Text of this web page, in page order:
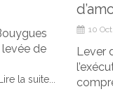
levée de
Lire la suite...
10
Lever